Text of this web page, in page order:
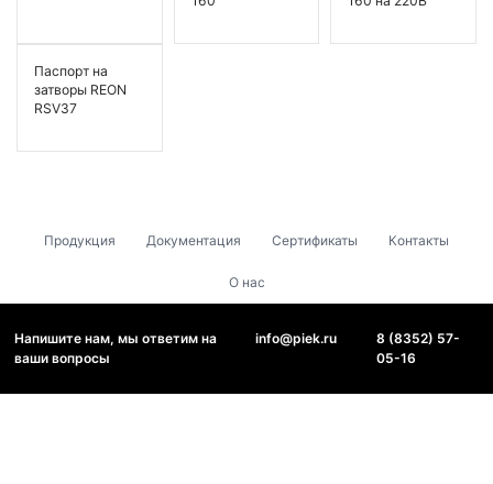
Паспорт на
затворы REON
RSV37
Продукция Документация Сертификаты Контакты
О нас
Напишите нам, мы ответим на
ваши вопросы
info@piek.ru
8 (8352) 57-
05-16